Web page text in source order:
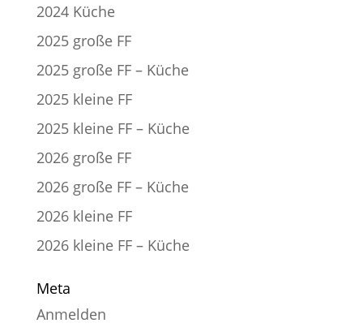
2024 Küche
2025 große FF
2025 große FF – Küche
2025 kleine FF
2025 kleine FF – Küche
2026 große FF
2026 große FF – Küche
2026 kleine FF
2026 kleine FF – Küche
Meta
Anmelden